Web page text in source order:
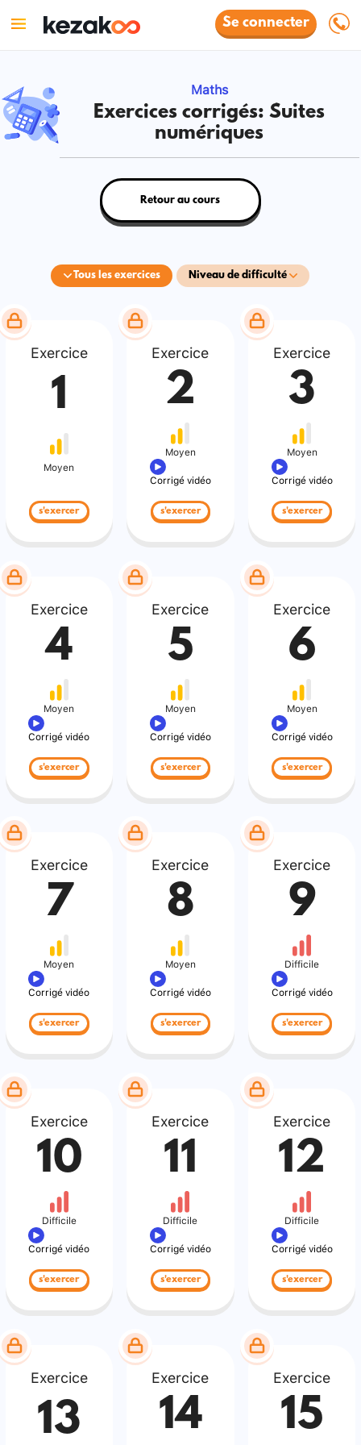
Se connecter
Maths
Exercices corrigés: Suites
numériques
Tous les exercices Niveau de difficulté
Retour au cours
Exercice
1
Moyen
s'exercer
Exercice
2
Moyen
Corrigé vidéo
s'exercer
Exercice
3
Moyen
Corrigé vidéo
s'exercer
Exercice
4
Moyen
Corrigé vidéo
s'exercer
Exercice
5
Moyen
Corrigé vidéo
s'exercer
Exercice
6
Moyen
Corrigé vidéo
s'exercer
Exercice
7
Moyen
Corrigé vidéo
s'exercer
Exercice
8
Moyen
Corrigé vidéo
s'exercer
Exercice
9
Difficile
Corrigé vidéo
s'exercer
Exercice
10
Difficile
Corrigé vidéo
s'exercer
Exercice
11
Difficile
Corrigé vidéo
s'exercer
Exercice
12
Difficile
Corrigé vidéo
s'exercer
Exercice
13
Exercice
14
Exercice
15